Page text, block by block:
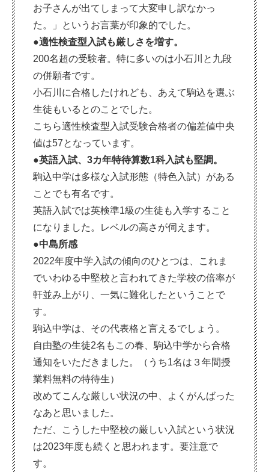
お子さんが出てしまって大変申し訳なかっ
た。」というお言葉が印象的でした。
●適性検査型入試も厳しさを増す。
200名超の受験者。特に多いのは小石川と九段
の併願者です。
小石川に合格したけれども、あえて駒込を選ぶ
生徒もいるとのことでした。
こちら適性検査型入試受験合格者の偏差値中央
値は57となっています。
●英語入試、3カ年特待算数1科入試も堅調。
駒込中学は多様な入試形態（特色入試）がある
ことでも有名です。
英語入試では英検準1級の生徒も入学すること
になりました。レベルの高さが伺えます。
●中島所感
2022年度中学入試の傾向のひとつは、これま
でいわゆる中堅校と言われてきた学校の倍率が
軒並み上がり、一気に難化したということで
す。
駒込中学は、その代表格と言えるでしょう。
自由塾の生徒2名もこの春、駒込中学から合格
通知をいただきました。（うち1名は３年間授
業料無料の特待生）
改めてこんな厳しい状況の中、よくがんばった
なあと思いました。
ただ、こうした中堅校の厳しい入試という状況
は2023年度も続くと思われます。要注意で
す。